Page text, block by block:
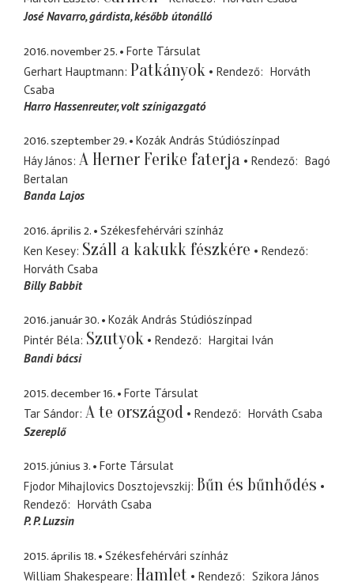
José Navarro gárdista, később útonálló
2016. november 25.
Forte Társulat
Gerhart Hauptmann Patkányok Rendező
Horváth
Csaba
Harro Hassenreuter volt színigazgató
2016. szeptember 29.
Kozák András Stúdiószínpad
Háy János A Herner Ferike faterja Rendező
Bagó
Bertalan
Banda Lajos
2016. április 2.
Székesfehérvári színház
Ken Kesey Száll a kakukk fészkére
Rendező
Horváth Csaba
Billy Babbit
2016. január 30.
Kozák András Stúdiószínpad
Pintér Béla Szutyok Rendező
Hargitai Iván
Bandi bácsi
2015. december 16.
Forte Társulat
Tar Sándor A te országod Rendező
Horváth Csaba
Szereplő
2015. június 3.
Forte Társulat
Fjodor Mihajlovics Dosztojevszkij Bűn és bűnhődés
Rendező
Horváth Csaba
P. P. Luzsin
2015. április 18.
Székesfehérvári színház
William Shakespeare Hamlet Rendező
Szikora János